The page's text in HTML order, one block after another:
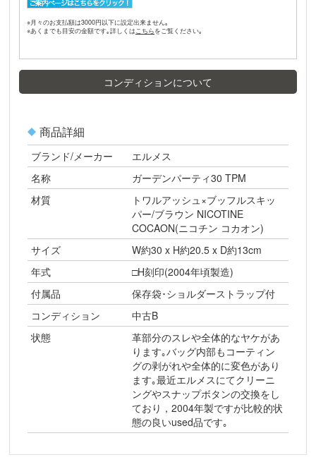
※月々のお支払額は3000円以下に設定出来ません｡
※あくまでも目安の金額です｡詳しくは
をご覧ください｡
コンディションについて
商品詳細
ブランド/メーカー
エルメス
名称
ガーデンパーティ30 TPM
材質
トワルアッシュ×ブッフルスキッ
パー/ブラウン NICOTINE
COCAON(ニコチン コカオン)
サイズ
W約30 x H約20.5 x D約13cm
年式
□H刻印(2004年頃製造)
付属品
保存袋･ショルダーストラップ付
コンディション
中古B
状態
革部分のスレや全体的なヤケがあ
ります｡バッグ内部もコーティン
グの剥がれや全体的に変色があり
ます｡最近エルメスにてクリーニ
ングやスナップボタンの交換をし
ており，2004年製ですが比較的状
態の良いused品です｡